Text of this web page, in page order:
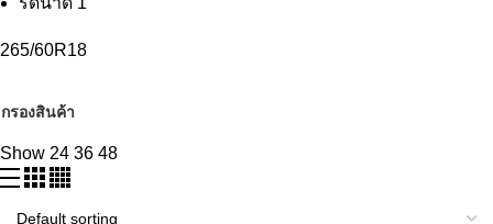
265/60R18
กรองสินค้า
Show 24 36 48